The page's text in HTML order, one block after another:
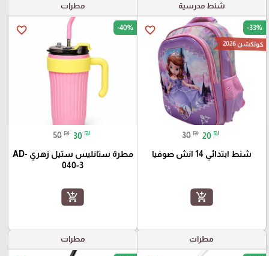
شنط مدرسية
favorite_border -33%
كولكشن 2026
30 ₪ 20 ₪
شنط ابتدائي 14 انش صوفيا
add_shopping_cart
مطرات
favorite_border -40%
50 ₪ 30 ₪
مطرة ستانليس ستيل زهري AD-
040-3
add_shopping_cart
مطرات مطرات